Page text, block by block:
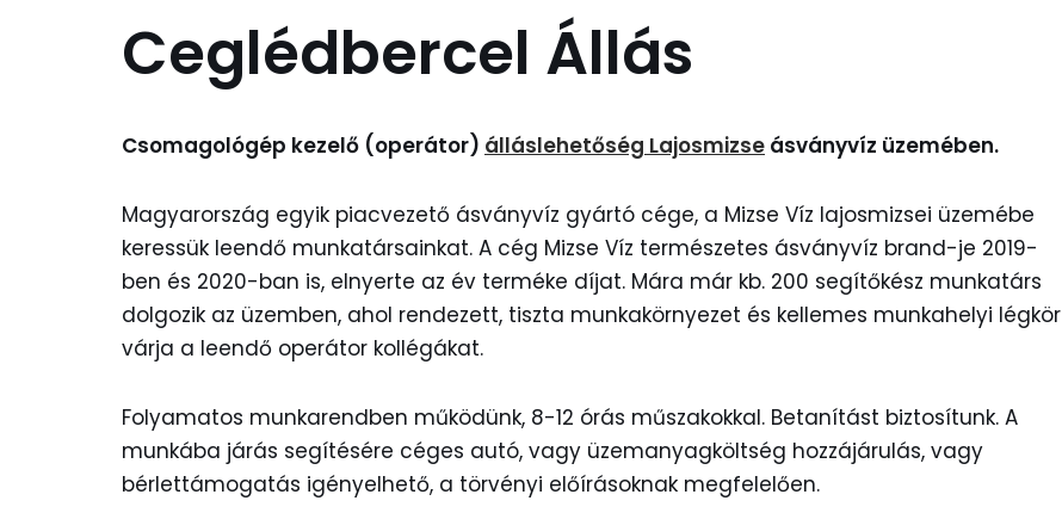
Ceglédbercel Állás
Csomagológép kezelő (operátor) álláslehetőség Lajosmizse ásványvíz üzemében.
Magyarország egyik piacvezető ásványvíz gyártó cége, a Mizse Víz lajosmizsei üzemébe
keressük leendő munkatársainkat. A cég Mizse Víz természetes ásványvíz brand-je 2019-
ben és 2020-ban is, elnyerte az év terméke díjat. Mára már kb. 200 segítőkész munkatárs
dolgozik az üzemben, ahol rendezett, tiszta munkakörnyezet és kellemes munkahelyi légkör
várja a leendő operátor kollégákat.
Folyamatos munkarendben működünk, 8-12 órás műszakokkal. Betanítást biztosítunk. A
munkába járás segítésére céges autó, vagy üzemanyagköltség hozzájárulás, vagy
bérlettámogatás igényelhető, a törvényi előírásoknak megfelelően.